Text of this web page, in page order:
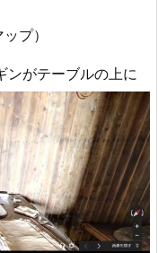
プ）
ンがテーブルの上に